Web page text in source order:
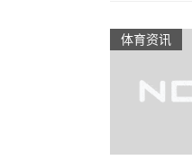
体育资讯